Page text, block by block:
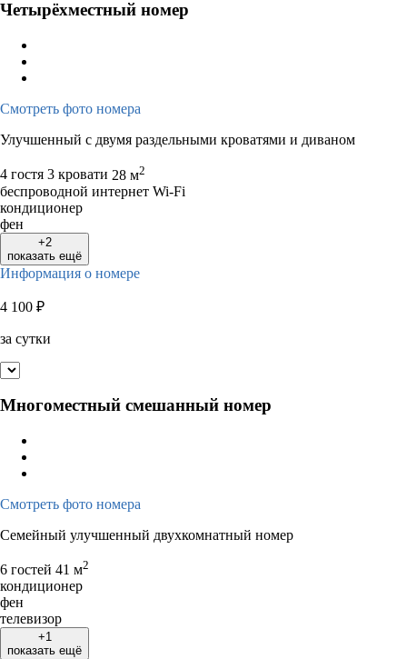
Четырёхместный номер
Смотреть фото номера
Улучшенный с двумя раздельными кроватями и диваном
4 гостя 3 кровати 28 м2
беспроводной интернет Wi-Fi
кондиционер
фен
+2
показать ещё
Информация о номере
4 100 ₽
за сутки
Многоместный смешанный номер
Смотреть фото номера
Семейный улучшенный двухкомнатный номер
6 гостей 41 м2
кондиционер
фен
телевизор
+1
показать ещё